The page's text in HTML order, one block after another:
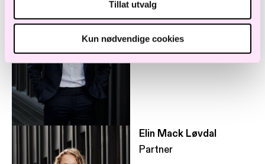
Tillat utvalg
Kun nødvendige cookies
e.falksete@haavind.no
+47 922 91 045
Elin Mack Løvdal
Partner